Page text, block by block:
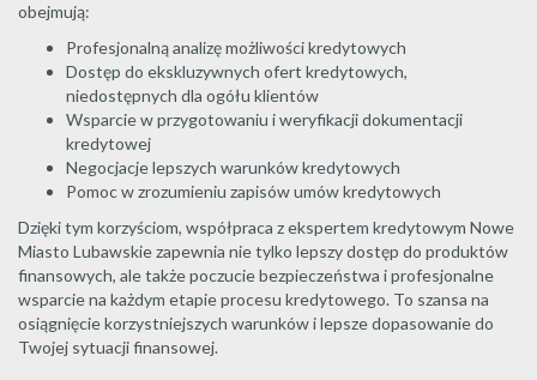
obejmują:
Profesjonalną analizę możliwości kredytowych
Dostęp do ekskluzywnych ofert kredytowych,
niedostępnych dla ogółu klientów
Wsparcie w przygotowaniu i weryfikacji dokumentacji
kredytowej
Negocjacje lepszych warunków kredytowych
Pomoc w zrozumieniu zapisów umów kredytowych
Dzięki tym korzyściom, współpraca z ekspertem kredytowym Nowe
Miasto Lubawskie zapewnia nie tylko lepszy dostęp do produktów
finansowych, ale także poczucie bezpieczeństwa i profesjonalne
wsparcie na każdym etapie procesu kredytowego. To szansa na
osiągnięcie korzystniejszych warunków i lepsze dopasowanie do
Twojej sytuacji finansowej.